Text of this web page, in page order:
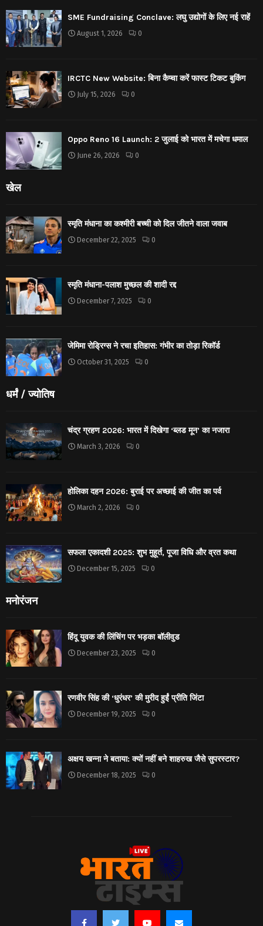
SME Fundraising Conclave: लघु उद्योगों के लिए नई राहें
August 1, 2026 0
IRCTC New Website: बिना कैप्चा करें फास्ट टिकट बुकिंग
July 15, 2026 0
Oppo Reno 16 Launch: 2 जुलाई को भारत में मचेगा धमाल
June 26, 2026 0
खेल
स्मृति मंधाना का कश्मीरी बच्ची को दिल जीतने वाला जवाब
December 22, 2025 0
स्मृति मंधाना-पलाश मुच्छल की शादी रद्द
December 7, 2025 0
जेमिमा रोड्रिग्स ने रचा इतिहास: गंभीर का तोड़ा रिकॉर्ड
October 31, 2025 0
धर्मं / ज्योतिष
चंद्र ग्रहण 2026: भारत में दिखेगा ‘ब्लड मून’ का नजारा
March 3, 2026 0
होलिका दहन 2026: बुराई पर अच्छाई की जीत का पर्व
March 2, 2026 0
सफला एकादशी 2025: शुभ मुहूर्त, पूजा विधि और व्रत कथा
December 15, 2025 0
मनोरंजन
हिंदू युवक की लिंचिंग पर भड़का बॉलीवुड
December 23, 2025 0
रणवीर सिंह की ‘धुरंधर’ की मुरीद हुईं प्रीति जिंटा
December 19, 2025 0
अक्षय खन्ना ने बताया: क्यों नहीं बने शाहरुख जैसे सुपरस्टार?
December 18, 2025 0